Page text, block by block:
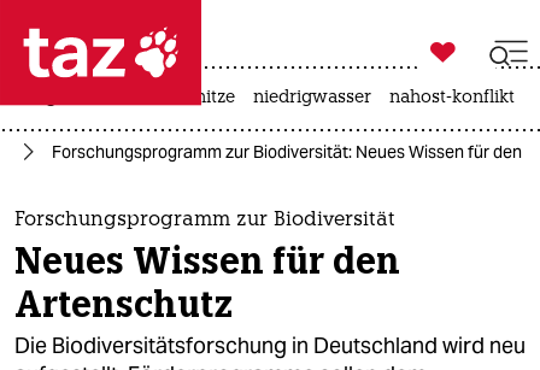
 taz zahl ich
taz zahl ich
themen
politik
öko

taz zahl ich
hitze niedrigwasser nahost-konflikt
Forschungsprogramm zur Biodiversität: Neues Wissen für den
Forschungsprogramm zur Biodiversität
Neues Wissen für den
Artenschutz
Die Biodiversitätsforschung in Deutschland wird neu